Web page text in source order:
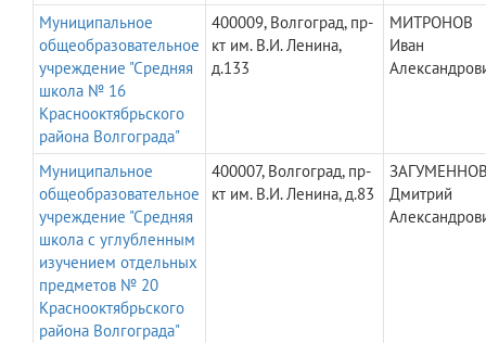
Муниципальное
общеобразовательное
учреждение "Средняя
школа № 16
Краснооктябрьского
района Волгограда"
400009, Волгоград, пр-
кт им. В.И. Ленина,
д.133
МИТРОНОВ
Иван
Муниципальное
общеобразовательное
учреждение "Средняя
школа с углубленным
изучением отдельных
предметов № 20
Краснооктябрьского
района Волгограда"
400007, Волгоград, пр-
кт им. В.И. Ленина, д.83
Дмитрий